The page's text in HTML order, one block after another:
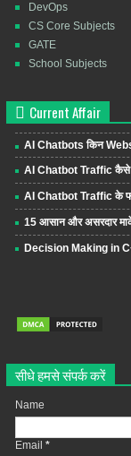
DevOps
CS Core Subjects
GATE
School Subjects
Current Affair
AI Chatbots किन
AI Chatbot Traffic कैसे
AI Chatbot Traffic के
15 आसान और असरदार
Decision Making in
सीधे हमसे संपर्क करें
Name
Email *